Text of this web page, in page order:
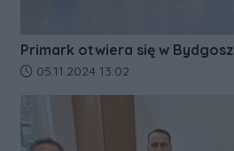
Primark otwiera się w
Data dodania artykułu:
05.11.2024 13:02